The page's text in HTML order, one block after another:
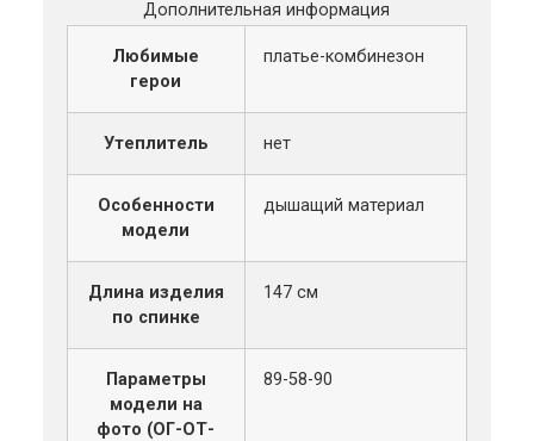
Дополнительная информация
Любимые
герои
платье-комбинезон
Утеплитель нет
Особенности
модели
дышащий материал
Длина изделия
по спинке
147 см
Параметры
модели на
фото (ОГ-ОТ-
89-58-90